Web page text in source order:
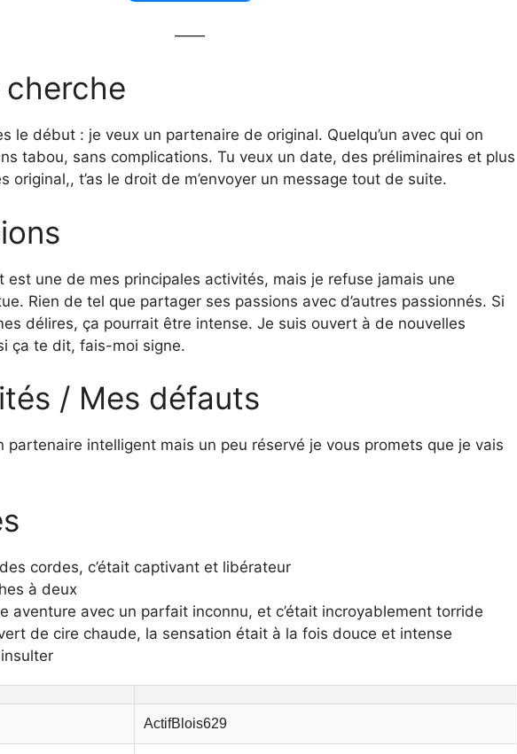
——
cherche
le début : je veux un partenaire de original. Quelqu’un avec qui on
tabou, sans complications. Tu veux un date, des préliminaires et plus
original,, t’as le droit de m’envoyer un message tout de suite.
est une de mes principales activités, mais je refuse jamais une
Rien de tel que partager ses passions avec d’autres passionnés. Si
délires, ça pourrait être intense. Je suis ouvert à de nouvelles
ça te dit, fais-moi signe.
/ Mes défauts
partenaire intelligent mais un peu réservé je vous promets que je vais
cordes, c’était captivant et libérateur
à deux
aventure avec un parfait inconnu, et c’était incroyablement torride
de cire chaude, la sensation était à la fois douce et intense
ActifBlois629